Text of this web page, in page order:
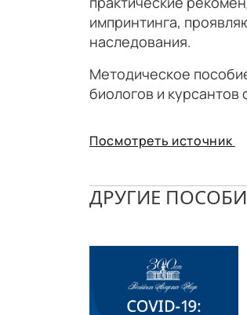
импринтинга,
наследования.
Методическое
биологов и
Посмотреть источник
ДРУГИЕ